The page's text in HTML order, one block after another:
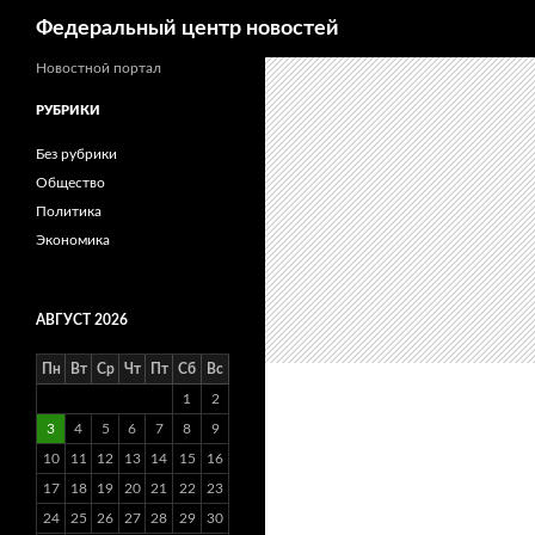
Федеральный центр новостей
Новостной портал
РУБРИКИ
Без рубрики
Общество
Политика
Экономика
АВГУСТ 2026
Пн Вт Ср Чт Пт Сб Вс
1 2
3 4 5 6 7 8 9
10 11 12 13 14 15 16
17 18 19 20 21 22 23
24 25 26 27 28 29 30